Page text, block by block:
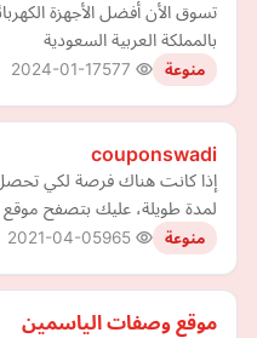
تسوق الأن أفضل الأجهزة
بالمملكة العربية السعودية
منوعة 2024-01-17
couponswadi
إذا كانت هناك فرصة لكي
لمدة طويلة، عليك بتصفح موقع
منوعة 2021-04-05
موقع وصفات الياسمين